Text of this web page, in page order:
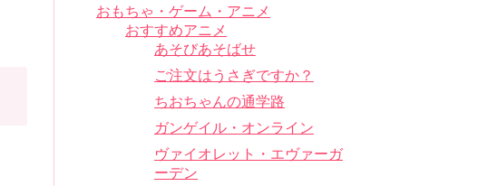
おもちゃ・ゲーム・アニメ
おすすめアニメ
あそびあそばせ
ご注文はうさぎですか？
ちおちゃんの通学路
ガンゲイル・オンライン
ヴァイオレット・エヴァーガ
ーデン